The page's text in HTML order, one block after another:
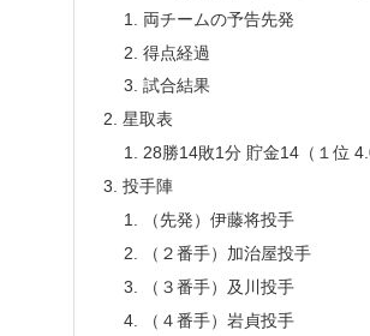
両チームの予告先発
得点経過
試合結果
星取表
28勝14敗1分 貯金14（１位
投手陣
（先発）伊藤将投手
（２番手）加治屋投手
（３番手）及川投手
（４番手）岩貞投手